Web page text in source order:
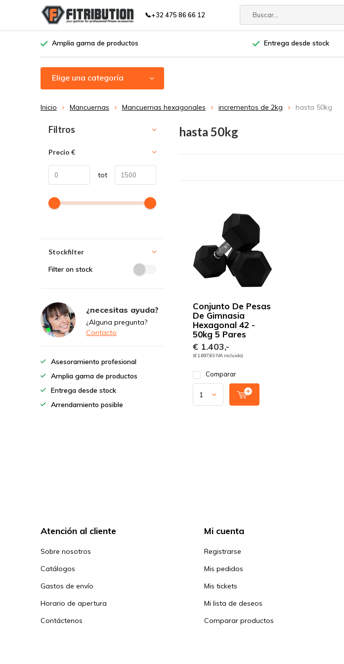
📞+32 475 86 66 12
Amplia gama de productos Entrega desde stock
Elige una categoría
Inicio Mancuernas Mancuernas hexagonales incrementos de 2kg hasta 50kg
hasta 50kg
Conjunto De Pesas
De Gimnasia
Hexagonal 42 -
50kg 5 Pares
€ 1.403,-
(€ 1.697,63 IVA incluido)
Comparar
Ordenar por:
Filtros
Precio €
tot
Stockfilter
Filter on stock
¿necesitas ayuda?
¿Alguna pregunta?
Contacto
Asesoramiento profesional
Amplia gama de productos
Entrega desde stock
Arrendamiento posible
Atención al cliente
Sobre nosotros
Catálogos
Gastos de envío
Horario de apertura
Contáctenos
Mi cuenta
Registrarse
Mis pedidos
Mis tickets
Mi lista de deseos
Comparar productos